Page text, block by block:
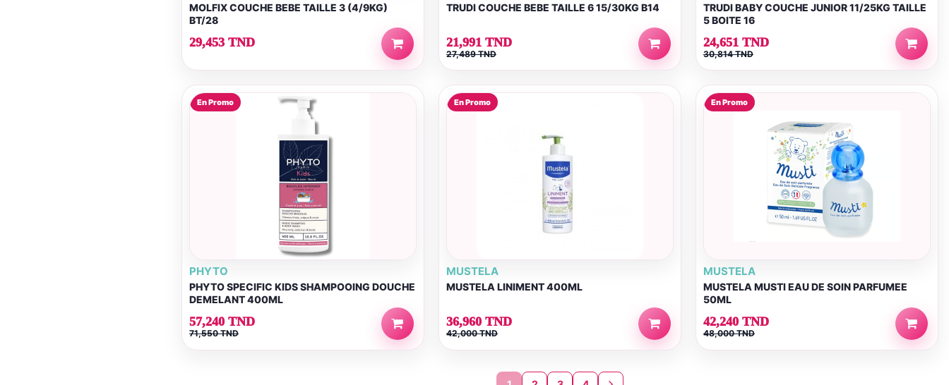
MOLFIX COUCHE BEBE TAILLE 3 (4/9KG)
BT/28
29,453 TND
TRUDI COUCHE BEBE TAILLE 6 15/30KG B14
21,991 TND
27,489 TND
TRUDI BABY COUCHE JUNIOR 11/25KG TAILLE
5 BOITE 16
24,651 TND
30,814 TND
En Promo
PHYTO
PHYTO SPECIFIC KIDS SHAMPOOING DOUCHE
DEMELANT 400ML
57,240 TND
71,550 TND
En Promo
MUSTELA
MUSTELA LINIMENT 400ML
36,960 TND
42,000 TND
En Promo
MUSTELA
MUSTELA MUSTI EAU DE SOIN PARFUMEE
50ML
42,240 TND
48,000 TND